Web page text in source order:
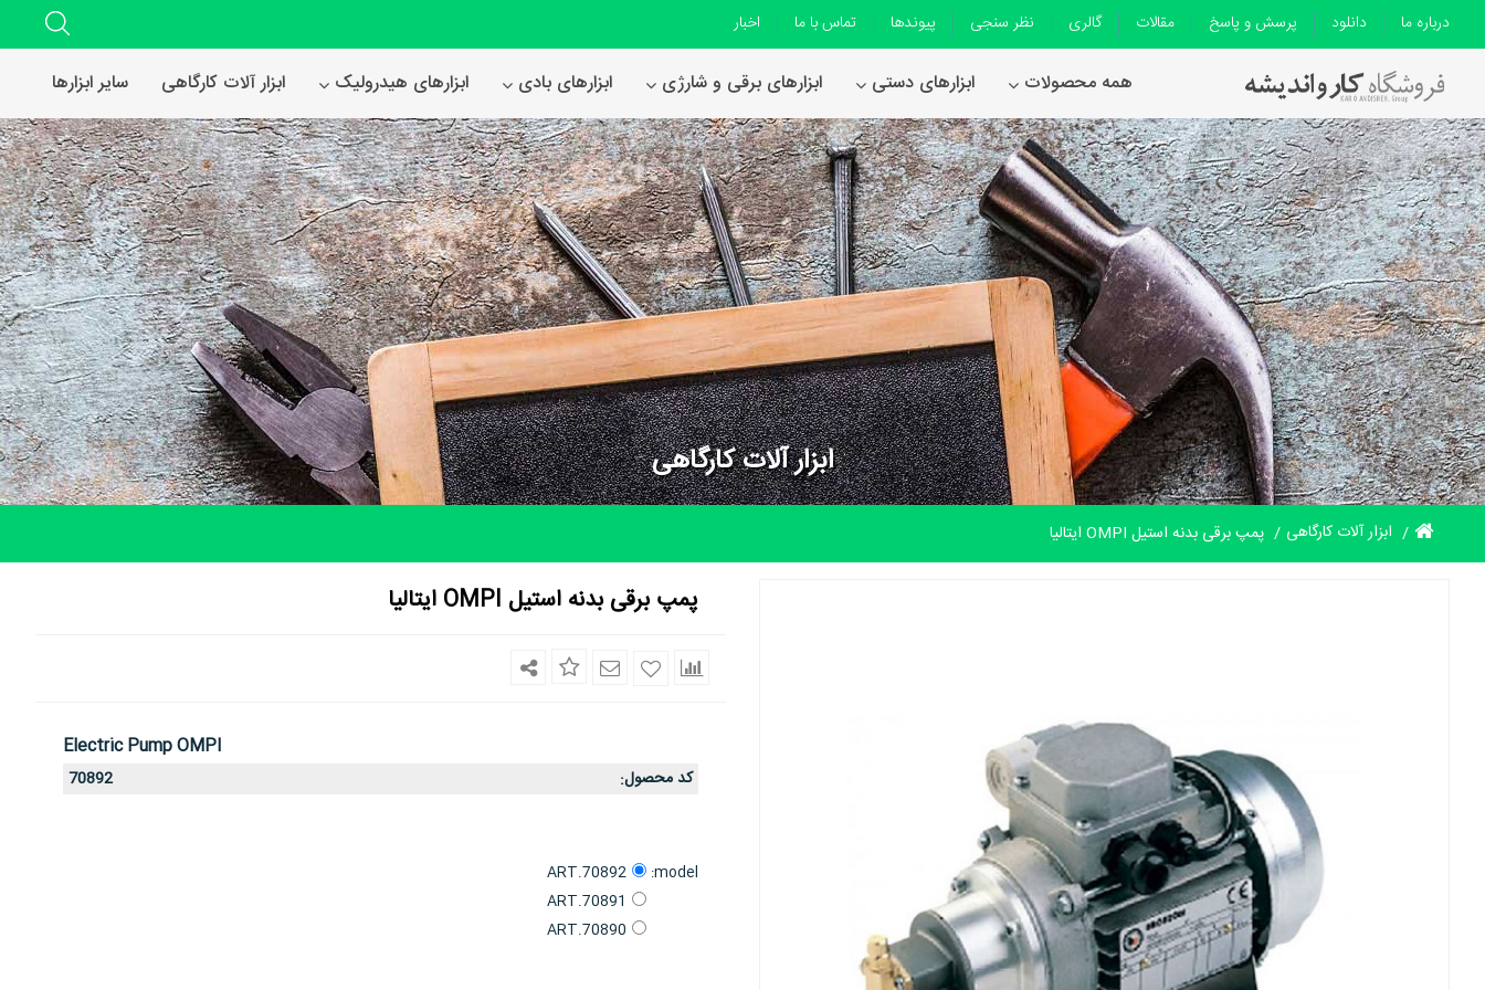
همه محصولات ابزارهای دستی ابزارهای برقی و شارژی ابزارهای بادی ابزارهای هیدرولیک ابزار آلات کارگاهی سایر ابزارها
درباره ما دانلود پرسش و پاسخ مقالات گالری نظر سنجی پیوندها تماس با ما اخبار
ابزار آلات کارگاهی
ابزار آلات کارگاهی پمپ برقی بدنه استیل OMPI ایتالیا
پمپ برقی بدنه استیل OMPI ایتالیا
Electric Pump OMPI
کد محصول:
70892
model:
ART.70892
ART.70891
ART.70890